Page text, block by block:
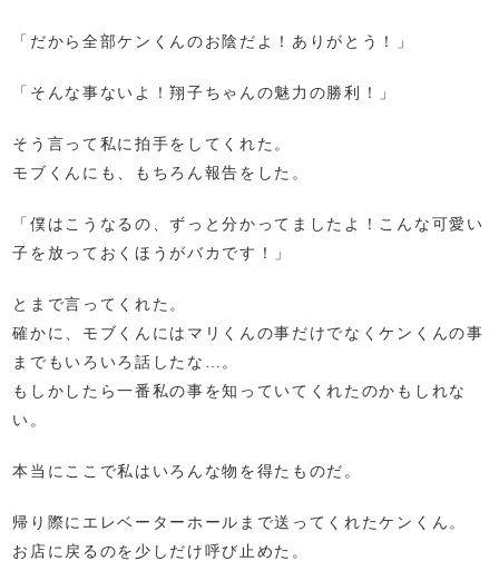
「だから全部ケンくんのお陰だよ！ありがとう！」
「そんな事ないよ！翔子ちゃんの魅力の勝利！」
そう言って私に拍手をしてくれた。
モブくんにも、もちろん報告をした。
「僕はこうなるの、ずっと分かってましたよ！こんな可愛い
子を放っておくほうがバカです！」
とまで言ってくれた。
確かに、モブくんにはマリくんの事だけでなくケンくんの事
までもいろいろ話したな…。
もしかしたら一番私の事を知っていてくれたのかもしれな
い。
本当にここで私はいろんな物を得たものだ。
帰り際にエレベーターホールまで送ってくれたケンくん。
お店に戻るのを少しだけ呼び止めた。